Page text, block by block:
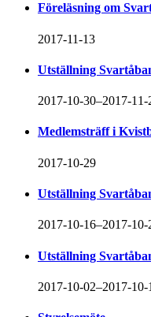
Föreläsning om
2017-11-13
Utställning
2017-10-30–2017-11-
Medlemsträff i
2017-10-29
Utställning
2017-10-16–2017-10-
Utställning
2017-10-02–2017-10-